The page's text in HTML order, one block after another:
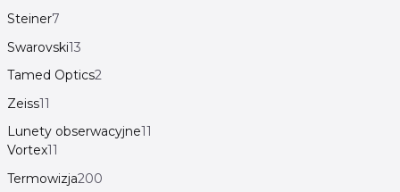
Steiner7
Swarovski13
Tamed Optics2
Zeiss11
Lunety obserwacyjne11
Vortex11
Termowizja200